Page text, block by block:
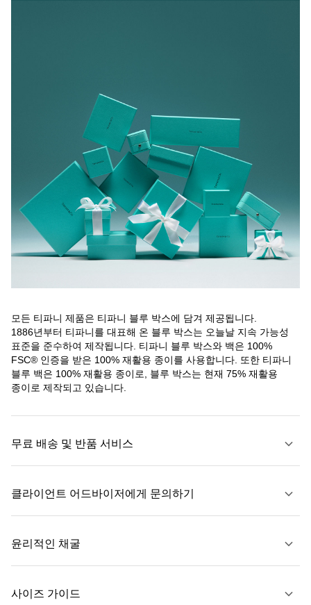
모든 티파니 제품은 티파니 블루 박스에 담겨 제공됩니다.
1886년부터 티파니를 대표해 온 블루 박스는 오늘날 지속 가능성
표준을 준수하여 제작됩니다. 티파니 블루 박스와 백은 100%
FSC® 인증을 받은 100% 재활용 종이를 사용합니다. 또한 티파니
블루 백은 100% 재활용 종이로, 블루 박스는 현재 75% 재활용
종이로 제작되고 있습니다.
무료 배송 및 반품 서비스
자세히 보기
클라이언트 어드바이저에게 문의하기
윤리적인 채굴
사이즈 가이드